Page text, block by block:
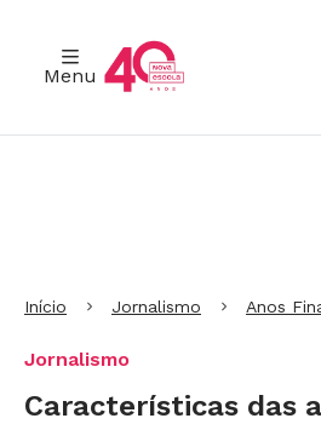
Menu
Início Jornalismo Anos
Jornalismo
Características das